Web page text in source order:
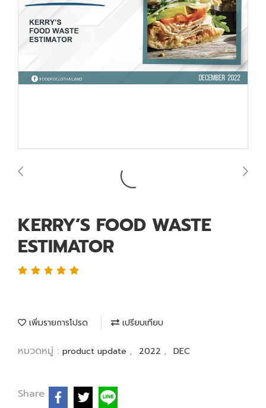
KERRY’S FOOD WASTE
ESTIMATOR
เพิ่มรายการโปรด เปรียบเทียบ
หมวดหมู่ : product update , 2022 , DEC
Share